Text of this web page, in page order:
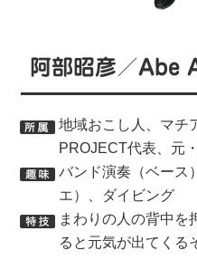
阿部昭彦／Abe
地域おこし人、マチ
PROJECT代表、元
バンド演奏（ベース
エ）、ダイビング
まわりの人の背中を
ると元気が出てくる